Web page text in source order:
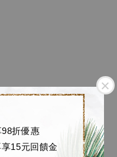
折優惠
15元回饋金